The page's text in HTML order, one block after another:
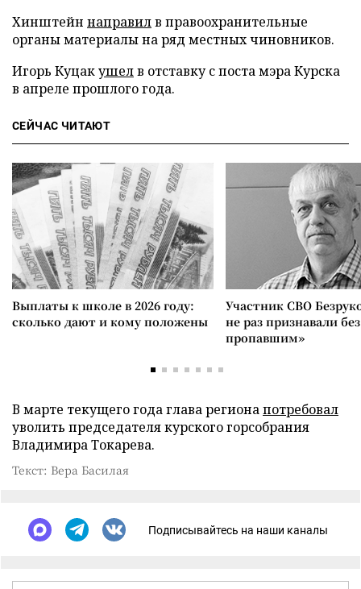
Хинштейн направилв правоохранительные
органы материалы на ряд местных чиновников.
Игорь Куцакушелв отставку с поста мэра Курска
в апреле прошлого года.
СЕЙЧАС ЧИТАЮТ
Выплаты к школе в 2026 году:
сколько дают и кому положены
Участник СВО
не раз признавали
пропавшим»
В марте текущего года глава регионапотребовал
уволить председателя курского горсобрания
Владимира Токарева.
Текст: Вера Басилая
Подписывайтесь на наши каналы